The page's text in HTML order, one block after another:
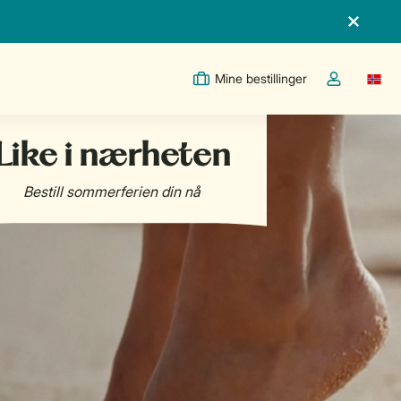
Mine bestillinger
Toggle the